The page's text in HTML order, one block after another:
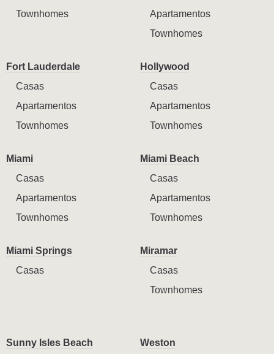
Townhomes
Apartamentos
Townhomes
Fort Lauderdale
Casas
Apartamentos
Townhomes
Hollywood
Casas
Apartamentos
Townhomes
Miami
Casas
Apartamentos
Townhomes
Miami Beach
Casas
Apartamentos
Townhomes
Miami Springs
Casas
Miramar
Casas
Townhomes
Sunny Isles Beach
Weston